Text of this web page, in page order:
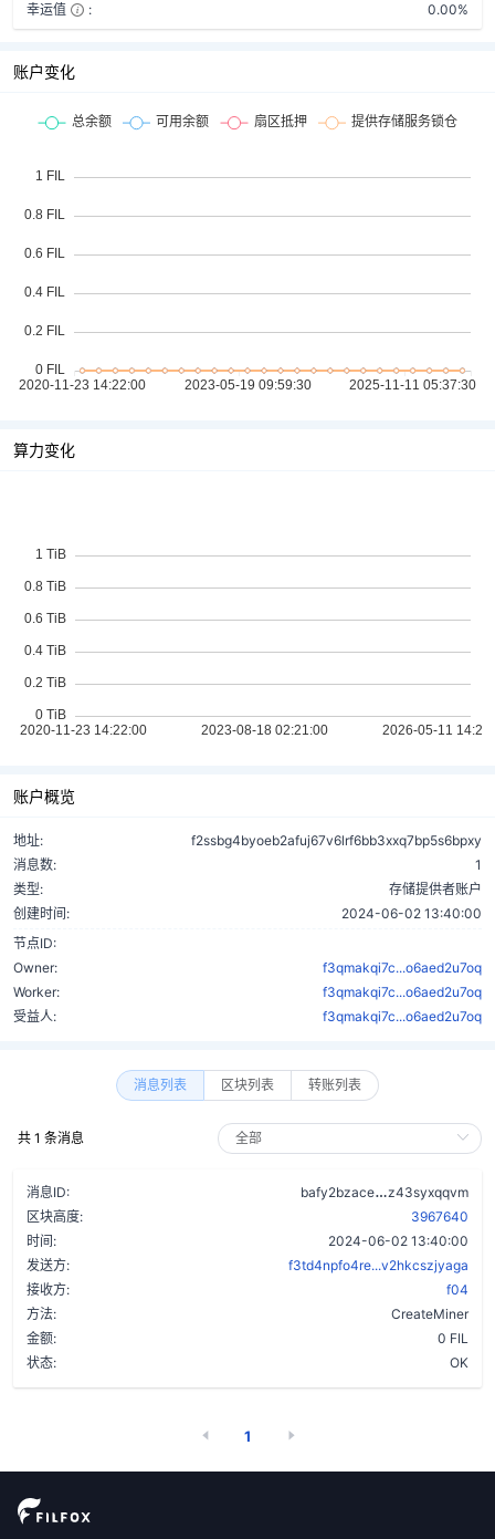
幸运值
: 0.00%
账户变化
算力变化
账户概览
地址:
f2ssbg4byoeb2afuj67v6lrf6bb3xxq7bp5s6bpxy
消息数:
1
类型:
存储提供者账户
创建时间:
2024-06-02 13:40:00
节点ID:
Owner:
f3qmakqi7c...o6aed2u7oq
Worker:
f3qmakqi7c...o6aed2u7oq
受益人:
f3qmakqi7c...o6aed2u7oq
消息列表 区块列表 转账列表
共 1 条消息
消息ID: bafy2bzace
z43syxqqvm
区块高度:
3967640
时间:
2024-06-02 13:40:00
发送方:
f3td4npfo4re...v2hkcszjyaga
接收方:
f04
方法:
CreateMiner
金额:
0 FIL
状态:
OK
1